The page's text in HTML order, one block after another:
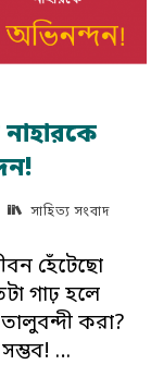
সাহিত্য সংবাদ
হেঁটেছো
গাঢ় হলে
করা?
…